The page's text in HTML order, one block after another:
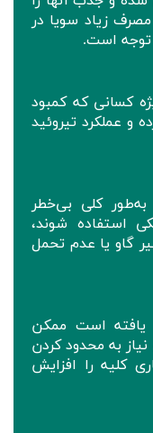
زیاد سویا در
توجه است.
کسانی که کمبود
و عملکرد تیروئید
به‌طور کلی بی‌خطر
استفاده شوند،
گاو یا عدم تحمل
یافته است ممکن
به محدود کردن
کلیه را افزایش